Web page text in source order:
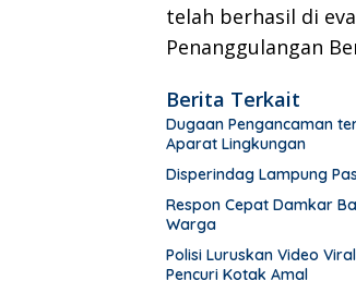
telah berhasil di
Penanggulangan
Berita Terkait
Dugaan Pengancaman
Aparat Lingkungan
Disperindag Lampung
Respon Cepat Damkar
Warga
Polisi Luruskan Video
Pencuri Kotak Amal